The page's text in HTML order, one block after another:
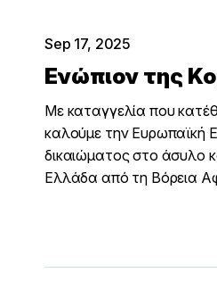
Sep 17, 2025
Ενώπιον της
Με καταγγελία που
καλούμε την Ευρωπαϊκή
δικαιώματος στο άσυλο
Ελλάδα από τη Βόρεια